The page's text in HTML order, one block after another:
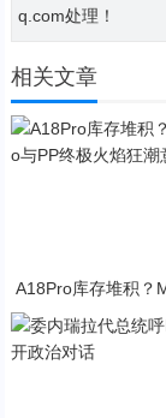
q.com处理！
相关文章
A18Pro库存堆积？
与PP终极火焰狂